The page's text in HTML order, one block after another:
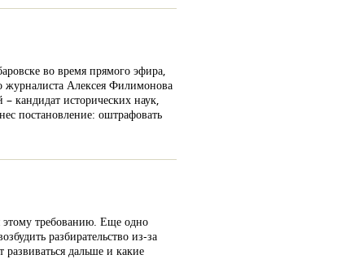
во время прямого эфира,
журналиста Алексея Филимонова
кандидат исторических наук,
постановление: оштрафовать
этому требованию. Еще одно
разбирательство из-за
дальше и какие